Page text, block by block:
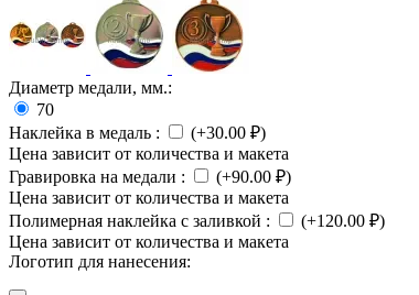
Диаметр медали, мм.:
70
Наклейка в медаль : (+30.00 ₽)
Цена зависит от количества и макета
Гравировка на медали : (+90.00 ₽)
Цена зависит от количества и макета
Полимерная наклейка с заливкой : (+120.00 ₽)
Цена зависит от количества и макета
Логотип для нанесения: